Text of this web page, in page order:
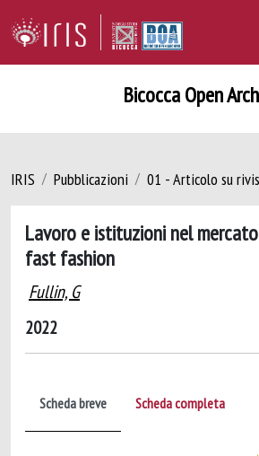
Bicocca Open
IRIS Pubblicazioni 01 - Articolo su
Lavoro e istituzioni nel
fast fashion
Fullin, G
2022
Scheda breve Scheda completa